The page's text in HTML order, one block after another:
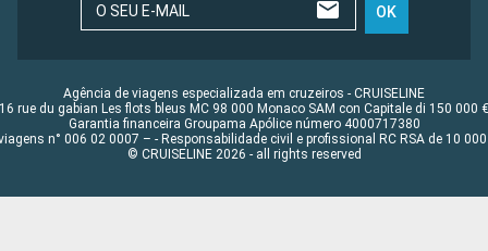
O SEU E-MAIL OK
Agência de viagens especializada em cruzeiros - CRUISELINE
16 rue du gabian Les flots bleus MC 98 000 Monaco SAM con Capitale di 150 000 €
Garantia financeira Groupama Apólice número 4000717380
n° 006 02 0007 – - Responsabilidade civil e profissional RC RSA de 10 000
© CRUISELINE 2026 - all rights reserved